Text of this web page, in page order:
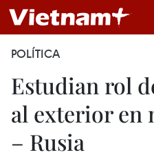
POLÍTICA
Estudian rol
al exterior en
– Rusia